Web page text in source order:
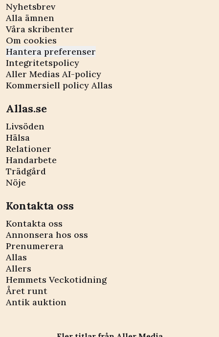
Nyhetsbrev
Alla ämnen
Våra skribenter
Om cookies
Hantera preferenser
Integritetspolicy
Aller Medias AI-policy
Kommersiell policy Allas
Allas.se
Livsöden
Hälsa
Relationer
Handarbete
Trädgård
Nöje
Kontakta oss
Kontakta oss
Annonsera hos oss
Prenumerera
Allas
Allers
Hemmets Veckotidning
Året runt
Antik auktion